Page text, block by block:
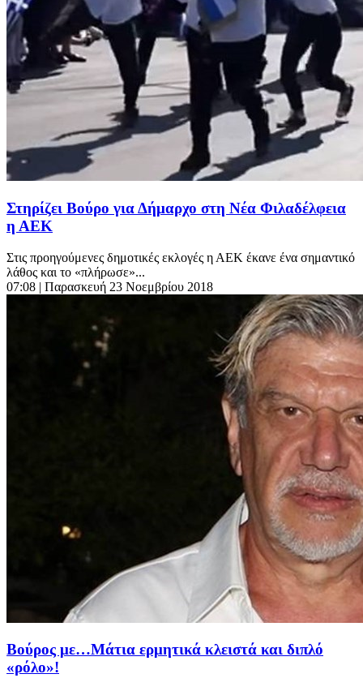
Στηρίζει Βούρο για Δήμαρχο στη Νέα Φιλαδέλφεια
η ΑΕΚ
Στις προηγούμενες δημοτικές εκλογές η ΑΕΚ έκανε ένα σημαντικό
λάθος και το «πλήρωσε»...
07:08 | Παρασκευή 23 Νοεμβρίου 2018
Βούρος με…Μάτια ερμητικά κλειστά και διπλό
«ρόλο»!